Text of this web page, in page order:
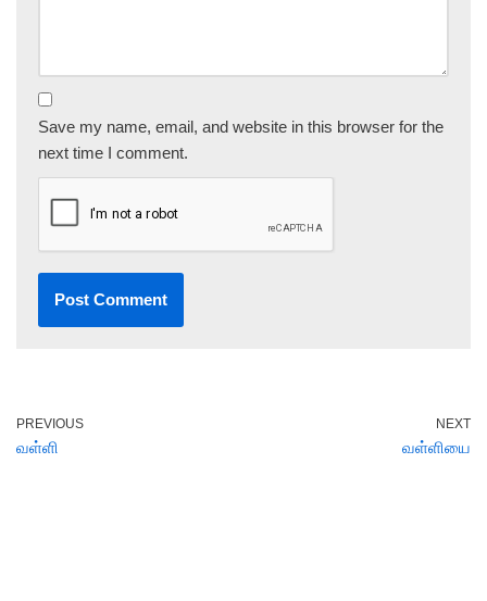
Save my name, email, and website in this browser for the
next time I comment.
PREVIOUS
வள்ளி
NEXT
வள்ளியை